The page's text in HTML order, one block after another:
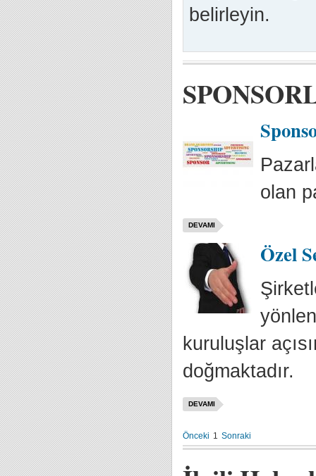
belirleyin.
olan
DEVAMI
Özel
kuruluşlar
doğmaktadır.
DEVAMI
Önceki 1 Sonraki